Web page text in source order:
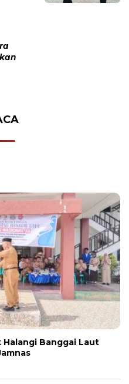
Halangi Banggai Laut